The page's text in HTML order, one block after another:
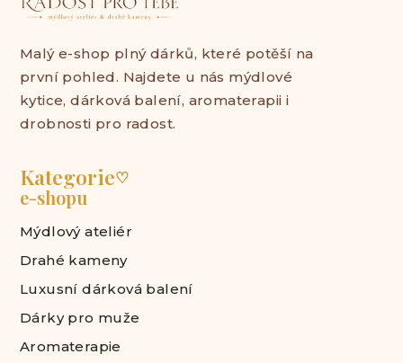
Malý e-shop plný dárků, které potěší na
první pohled. Najdete u nás mýdlové
kytice, dárková balení, aromaterapii i
drobnosti pro radost.
Kategorie♡
e-shopu
Mýdlový ateliér
Drahé kameny
Luxusní dárková balení
Dárky pro muže
Aromaterapie